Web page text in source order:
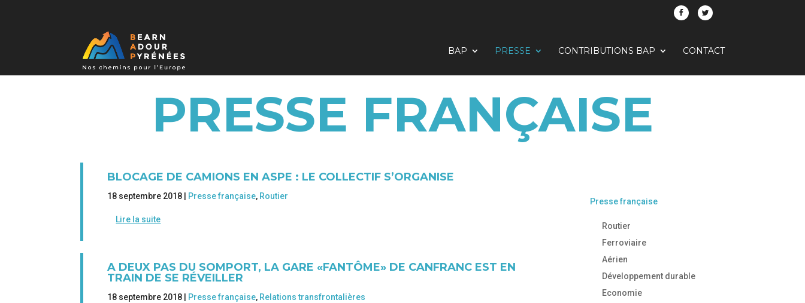
BAP PRESSE CONTRIBUTIONS BAP CONTACT
PRESSE FRANÇAISE
BLOCAGE DE CAMIONS EN ASPE : LE COLLECTIF S’ORGANISE
18 septembre 2018 | Presse française, Routier
Lire la suite
A DEUX PAS DU SOMPORT, LA GARE «FANTÔME» DE CANFRANC EST EN
TRAIN DE SE RÉVEILLER
18 septembre 2018 | Presse française, Relations transfrontalières
Presse française
Routier
Ferroviaire
Aérien
Développement durable
Economie